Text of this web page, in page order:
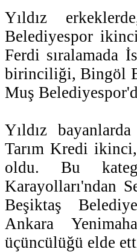
Yıldız
Belediyespor
Ferdi sıralamada
birinciliği, Bingöl
Muş
Yıldız
Tarım Kredi
oldu. Bu
Karayolları'ndan
Beşiktaş
Ankara
üçüncülüğü elde